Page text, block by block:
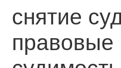
снятие
правовые